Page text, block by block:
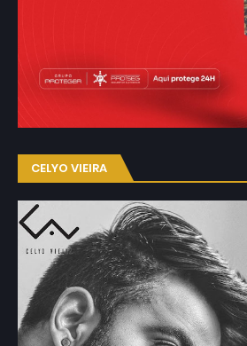
CELYO VIEIRA